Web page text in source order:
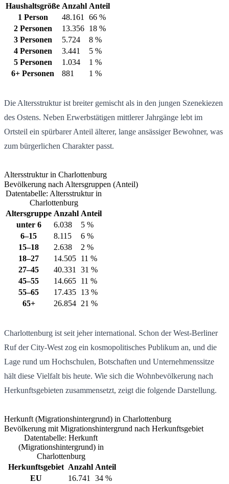
Haushaltsgröße Anzahl Anteil
1 Person
48.161
66 %
2 Personen
13.356 18 %
3 Personen
5.724
8 %
4 Personen
3.441
5 %
5 Personen
1.034
1 %
6+ Personen
881 1 %
Die Altersstruktur ist breiter gemischt als in den jungen Szenekiezen
des Ostens. Neben Erwerbstätigen mittlerer Jahrgänge lebt im
Ortsteil ein spürbarer Anteil älterer, lange ansässiger Bewohner, was
zum bürgerlichen Charakter passt.
Altersstruktur in Charlottenburg
Bevölkerung nach Altersgruppen (Anteil)
Datentabelle: Altersstruktur in
Charlottenburg
Altersgruppe Anzahl Anteil
unter 6
6.038
5 %
6–15
8.115
6 %
15–18
2.638
2 %
18–27
14.505 11 %
27–45
40.331
31 %
45–55
14.665 11 %
55–65
17.435 13 %
65+
26.854 21 %
Charlottenburg ist seit jeher international. Schon der West-Berliner
Ruf der City-West zog ein kosmopolitisches Publikum an, und die
Lage rund um Hochschulen, Botschaften und Unternehmenssitze
hält diese Vielfalt bis heute. Wie sich die Wohnbevölkerung nach
Herkunftsgebieten zusammensetzt, zeigt die folgende Darstellung.
Herkunft (Migrationshintergrund) in Charlottenburg
Bevölkerung mit Migrationshintergrund nach Herkunftsgebiet
Datentabelle: Herkunft
(Migrationshintergrund) in
Charlottenburg
Herkunftsgebiet Anzahl Anteil
EU
16.741
34 %